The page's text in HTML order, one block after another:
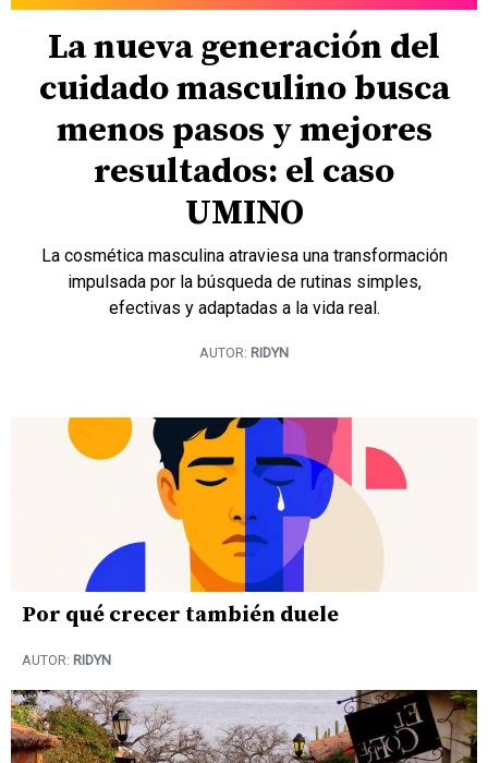
Por qué crecer también duele
AUTOR: RIDYN
La nueva generación del
cuidado masculino busca
menos pasos y mejores
resultados: el caso
UMINO
La cosmética masculina atraviesa una transformación
impulsada por la búsqueda de rutinas simples,
efectivas y adaptadas a la vida real.
AUTOR: RIDYN